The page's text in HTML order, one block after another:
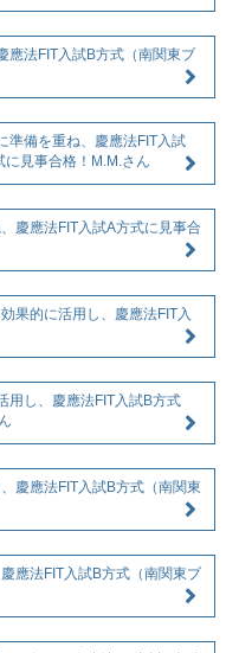
應法FIT入試B方式（南関東ブ
準備を重ね、慶應法FIT入試
見事合格！M.M.さん
慶應法FIT入試A方式に見事合
果的に活用し、慶應法FIT入
用し、慶應法FIT入試B方式
慶應法FIT入試B方式（南関東
應法FIT入試B方式（南関東ブ